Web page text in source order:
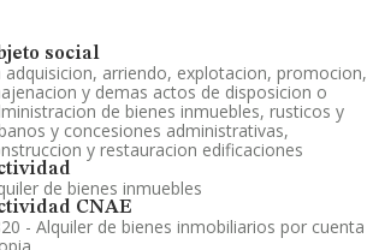
social
adquisicion, arriendo, explotacion, promocion,
y demas actos de disposicion o
de bienes inmuebles, rusticos y
y concesiones administrativas,
y restauracion edificaciones
de bienes inmuebles
CNAE
- Alquiler de bienes inmobiliarios por cuenta